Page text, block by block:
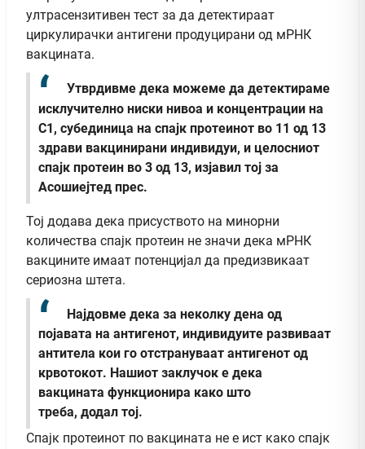
ултрасензитивен тест за да детектираат
циркулирачки антигени продуцирани од мРНК
вакцината.
Утврдивме дека можеме да детектираме
исклучително ниски нивоа и концентрации на
С1, субединица на спајк протеинот во 11 од 13
здрави вакцинирани индивидуи, и целосниот
спајк протеин во 3 од 13, изјавил тој за
Асошиејтед прес.
Тој додава дека присуството на минорни
количества спајк протеин не значи дека мРНК
вакцините имаат потенцијал да предизвикаат
сериозна штета.
Најдовме дека за неколку дена од
појавата на антигенот, индивидуите развиваат
антитела кои го отстрануваат антигенот од
крвотокот. Нашиот заклучок е дека
вакцината функционира како што
треба, додал тој.
Спајк протеинот по вакцината не е ист како спајк